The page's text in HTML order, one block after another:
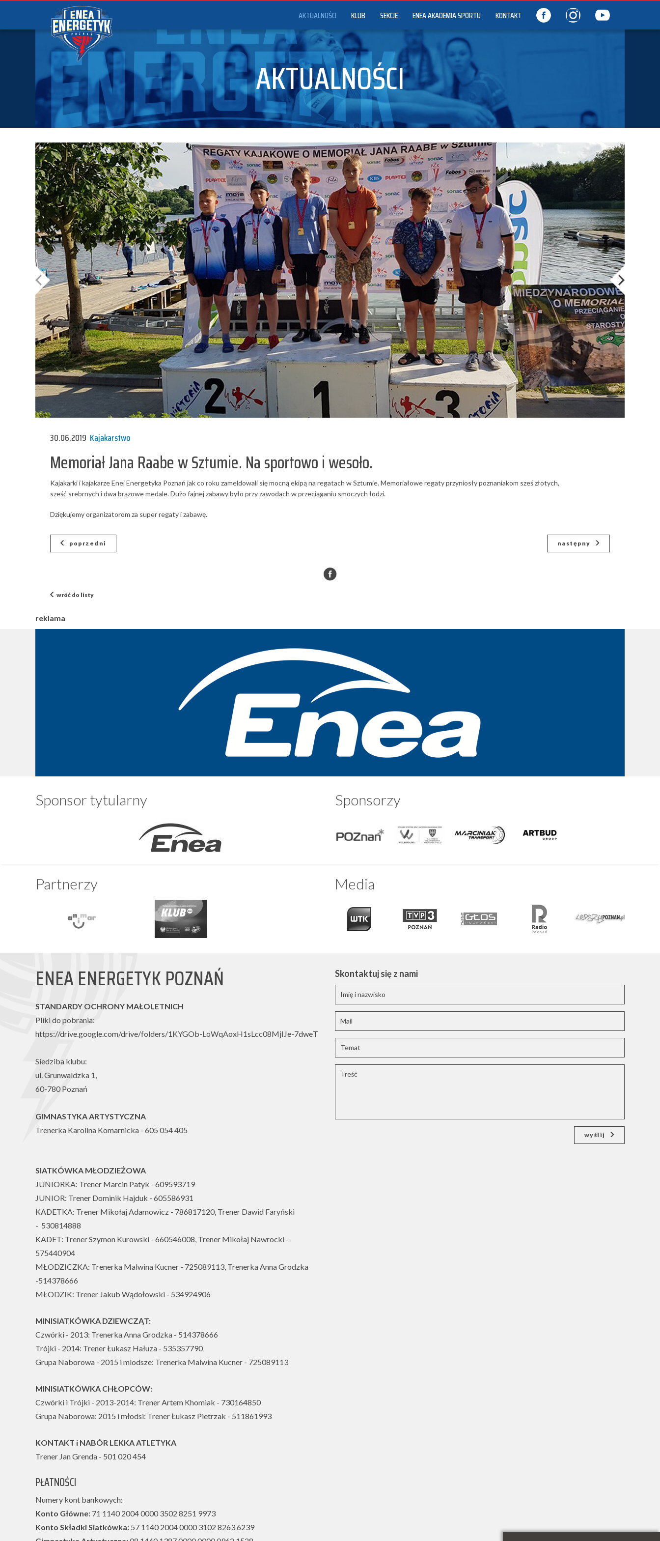
AKTUALNOŚCI KLUB SEKCJE ENEA AKADEMIA SPORTU KONTAKT
AKTUALNOŚCI
30.06.2019 Kajakarstwo
Memoriał Jana Raabe w Sztumie. Na sportowo i wesoło.
Kajakarki i kajakarze Enei Energetyka Poznań jak co roku zameldowali się mocną ekipą na regatach w Sztumie. Memoriałowe regaty przyniosły poznaniakom sześ złotych,
sześć srebrnych i dwa brązowe medale. Dużo fajnej zabawy było przy zawodach w przeciąganiu smoczych łodzi.
Dziękujemy organizatorom za super regaty i zabawę.
poprzedni następny
wróć do listy
reklama
Sponsor tytularny Sponsorzy
Partnerzy Media
ENEA ENERGETYK POZNAŃ
STANDARDY OCHRONY MAŁOLETNICH
Pliki do pobrania:
https://drive.google.com/drive/folders/1KYGOb-LoWqAoxH1sLcc08MjIJe-7dweT
Siedziba klubu:
ul. Grunwaldzka 1,
60-780 Poznań
GIMNASTYKA ARTYSTYCZNA
Trenerka Karolina Komarnicka - 605 054 405
SIATKÓWKA MŁODZIEŻOWA
JUNIORKA: Trener Marcin Patyk - 609593719
JUNIOR: Trener Dominik Hajduk - 605586931
KADETKA: Trener Mikołaj Adamowicz - 786817120, Trener Dawid Faryński
- 530814888
KADET: Trener Szymon Kurowski - 660546008, Trener Mikołaj Nawrocki -
575440904
MŁODZICZKA: Trenerka Malwina Kucner - 725089113, Trenerka Anna Grodzka
-514378666
MŁODZIK: Trener Jakub Wądołowski - 534924906
MINISIATKÓWKA DZIEWCZĄT:
Czwórki - 2013: Trenerka Anna Grodzka - 514378666
Trójki - 2014: Trener Łukasz Hałuza - 535357790
Grupa Naborowa - 2015 i mlodsze: Trenerka Malwina Kucner - 725089113
MINISIATKÓWKA CHŁOPCÓW:
Czwórki i Trójki - 2013-2014: Trener Artem Khomiak - 730164850
Grupa Naborowa: 2015 i młodsi: Trener Łukasz Pietrzak - 511861993
KONTAKT i NABÓR LEKKA ATLETYKA
Trener Jan Grenda - 501 020 454
PŁATNOŚCI
Numery kont bankowych:
Konto Główne: 71 1140 2004 0000 3502 8251 9973
Konto Składki Siatkówka: 57 1140 2004 0000 3102 8263 6239
Skontaktuj się z nami
wyślij